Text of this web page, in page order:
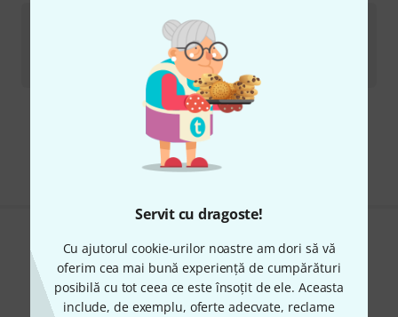
Servit cu dragoste!
Cu ajutorul cookie-urilor noastre am dori să vă
oferim cea mai bună experiență de cumpărături
posibilă cu tot ceea ce este însoțit de ele. Aceasta
include, de exemplu, oferte adecvate, reclame
Dante AgostiniSolfège Rhythmique 2
lei
Transport gratuit de la 1.500 lei
Preturile includ TVA
Îți place ceea ce vezi?
Share Ajutor și feedback